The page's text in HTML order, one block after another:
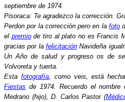
septiembre de 1974.
Pisoraca: Te agradezco la corrección.
Perdon por la corrección pero en la foto
el premiode tiro al plato no es Francis
gracias por la felicitaciónNavideña
Un Año de salud y progreso os de
Volvoreta y tuerta.
Esta fotografía, como veis, está
Fiestas de 1974. Recuerdo el nombre
Medrano (hijo), D. Carlos Pastor (